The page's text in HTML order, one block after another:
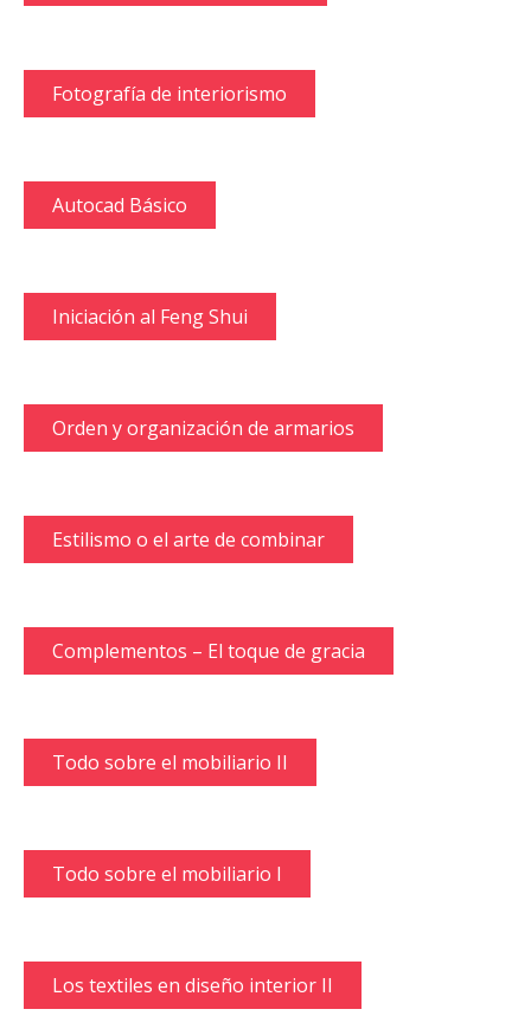
Fotografía de interiorismo
Autocad Básico
Iniciación al Feng Shui
Orden y organización de armarios
Estilismo o el arte de combinar
Complementos – El toque de gracia
Todo sobre el mobiliario II
Todo sobre el mobiliario I
Los textiles en diseño interior II